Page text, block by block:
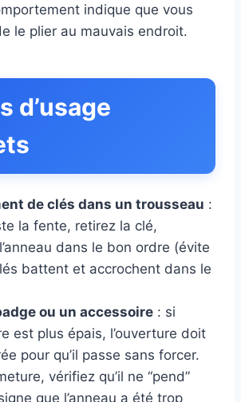
indique que vous
le plier au mauvais endroit.
d’usage
de clés dans un trousseau :
la fente, retirez la clé,
dans le bon ordre (évite
battent et accrochent dans le
ou un accessoire : si
est plus épais, l’ouverture doit
pour qu’il passe sans forcer.
vérifiez qu’il ne “pend”
que l’anneau a été trop